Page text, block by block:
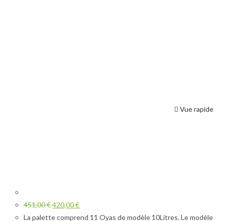
Vue rapide
451,00€420,00€
La palette comprend 11 Oyas de modèle 10Litres. Le modèle